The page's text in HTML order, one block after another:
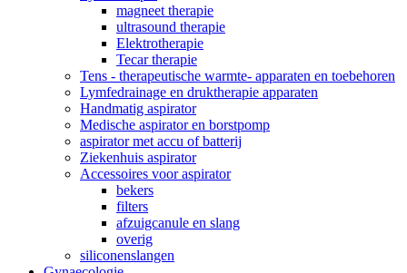
magneet therapie
ultrasound therapie
Elektrotherapie
Tecar therapie
Tens - therapeutische warmte- apparaten en toebehoren
Lymfedrainage en druktherapie apparaten
Handmatig aspirator
Medische aspirator en borstpomp
aspirator met accu of batterij
Ziekenhuis aspirator
Accessoires voor aspirator
bekers
filters
afzuigcanule en slang
overig
siliconenslangen